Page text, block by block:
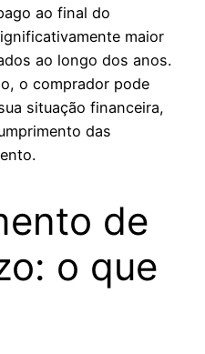
ao final do
maior
ao longo dos anos.
o comprador pode
situação financeira,
das
de
o que